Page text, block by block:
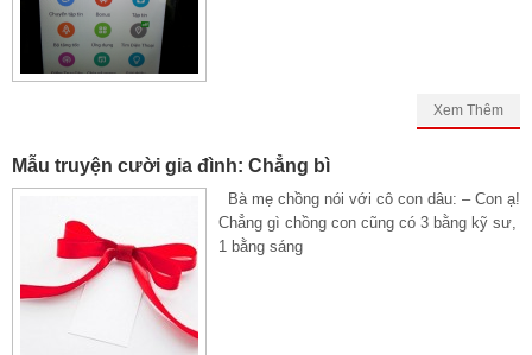
Xem Thêm
Mẫu truyện cười gia đình: Chẳng bì
Bà mẹ chồng nói với cô con dâu: – Con ạ!
Chẳng gì chồng con cũng có 3 bằng kỹ sư,
1 bằng sáng